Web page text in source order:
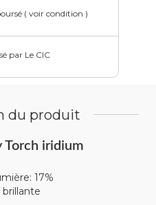
du produit
Torch iridium
17%